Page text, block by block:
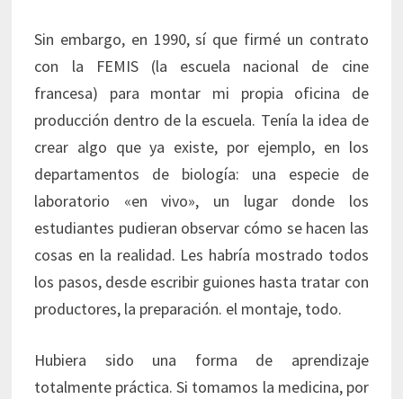
Sin embargo, en 1990, sí que firmé un contrato
con la FEMIS (la escuela nacional de cine
francesa) para montar mi propia oficina de
producción dentro de la escuela. Tenía la idea de
crear algo que ya existe, por ejemplo, en los
departamentos de biología: una especie de
laboratorio «en vivo», un lugar donde los
estudiantes pudieran observar cómo se hacen las
cosas en la realidad. Les habría mostrado todos
los pasos, desde escribir guiones hasta tratar con
productores, la preparación. el montaje, todo.
Hubiera sido una forma de aprendizaje
totalmente práctica. Si tomamos la medicina, por